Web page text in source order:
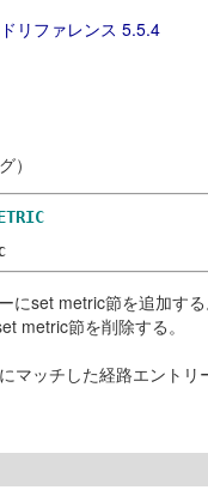
リファレンス 5.5.4
）
にset metric節を追加す
metric節を削除する。
マッチした経路エント